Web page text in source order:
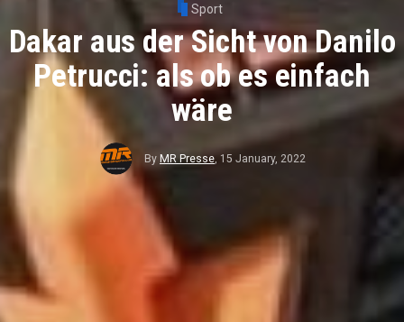
Sport
Dakar aus der Sicht von Danilo
Petrucci: als ob es einfach
wäre
By MR Presse, 15 January, 2022